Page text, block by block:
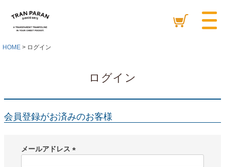
HOME ログイン
ログイン
会員登録がお済みのお客様
メールアドレス